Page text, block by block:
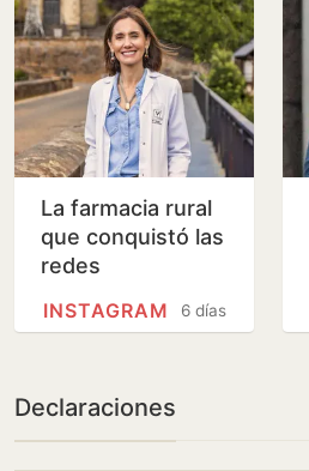
La farmacia rural
que conquistó las
redes
6 días
INSTAGRAM
Declaraciones